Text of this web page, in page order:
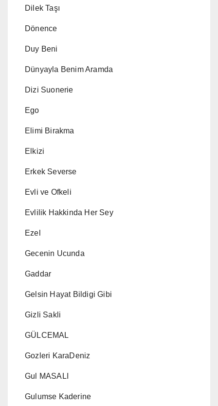
Dilek Taşı
Dönence
Duy Beni
Dünyayla Benim Aramda
Dizi Suonerie
Ego
Elimi Birakma
Elkizi
Erkek Severse
Evli ve Ofkeli
Evlilik Hakkinda Her Sey
Ezel
Gecenin Ucunda
Gaddar
Gelsin Hayat Bildigi Gibi
Gizli Sakli
GÜLCEMAL
Gozleri KaraDeniz
Gul MASALI
Gulumse Kaderine